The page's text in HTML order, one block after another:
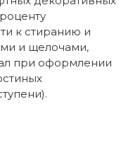
к стиранию и
и щелочами,
при оформлении